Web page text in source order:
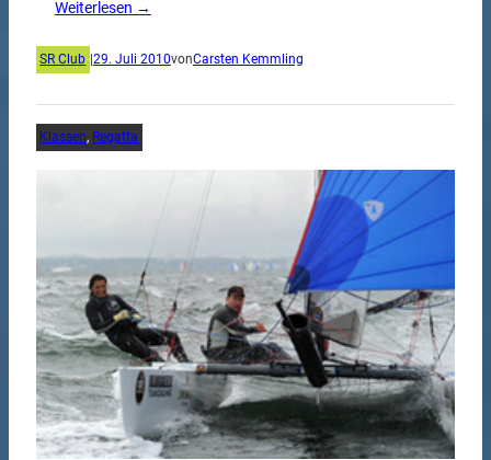
Weiterlesen →
SR Club 29. Juli 2010vonCarsten Kemmling
Klassen, Regatta